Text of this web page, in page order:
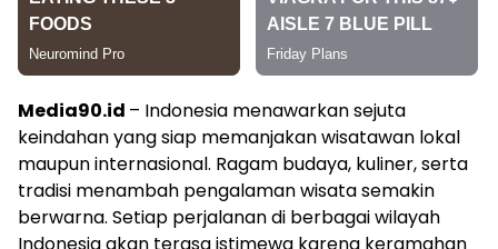
Media90.id – Indonesia menawarkan sejuta
keindahan yang siap memanjakan wisatawan lokal
maupun internasional. Ragam budaya, kuliner, serta
tradisi menambah pengalaman wisata semakin
berwarna. Setiap perjalanan di berbagai wilayah